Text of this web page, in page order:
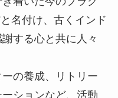
名付け、古くインド
する心と共に人々
の養成、リトリー
ションなど、活動